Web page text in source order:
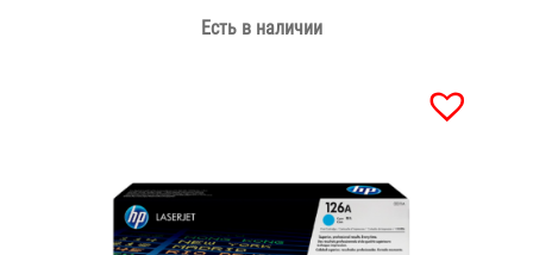
Есть в наличии